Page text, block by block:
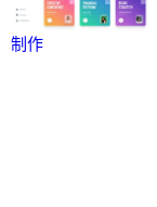
制作